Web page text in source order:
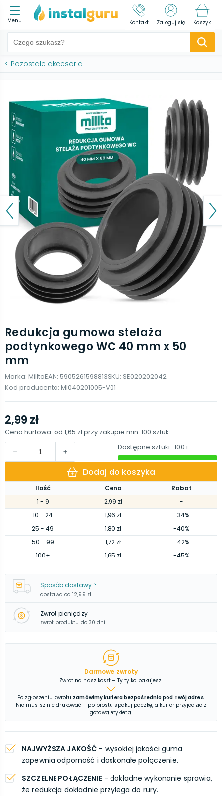
Menu Kontakt Zaloguj się Koszyk
< Pozostałe akcesoria
Redukcja gumowa stelaża
podtynkowego WC 40 mm x 50
mm
Marka: MilltoEAN: 5905261598813SKU: SE020202042
Kod producenta: MI040201005-V01
Ilość Cena
Rabat
1 - 9 2,99 zł
-
10 - 24 1,96 zł
-34%
25 - 49 1,80 zł
-40%
50 - 99 1,72 zł
-42%
100+ 1,65 zł -45%
2,99 zł
Cena hurtowa: od 1,65 złprzy zakupie min. 100 sztuk
Dostępne sztuki : 100+
Dodaj do koszyka
Sposób dostawy
dostawa od 12,99 zł
Zwrot pieniędzy
zwrot produktu do 30 dni
Darmowe zwroty
Zwrot na nasz koszt – Ty tylko pakujesz!
Po zgłoszeniu zwrotu zamówimy kuriera bezpośrednio pod Twój adres.
Nie musisz nic drukować – po prostu spakuj paczkę, a kurier przyjedzie z
gotową etykietą.
NAJWYŻSZA JAKOŚĆ - wysokiej jakości guma
zapewnia odporność i doskonałe połączenie.
SZCZELNE POŁĄCZENIE- dokładne wykonanie sprawia,
że redukcja dokładnie przylega do rury.